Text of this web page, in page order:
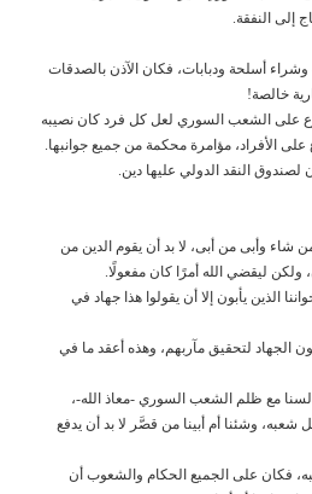
إلى النفقة.
وشراء أسلحة ودبابات، فكان الآذن بالصدقات
خالصة!
على الشعب السوري لعل كل فرد كان نصيبه
الأفراد، مؤامرة محكمة من جميع جوانبها.
النقد الدولي عليها دين.
شاء وأبى من أبى، لا بد أن يقوم الدين من
ولكن ليقضي الله أمرًا كان مفعولًا.
الذين يأبون إلا أن يقولوا هذا جهاد في
الجهاد لتحقيق مآربهم، وهذه أعقد ما في
لسنا مع ظلم الشعب السوري -معاذ الله-،
وشئنا أم أبينا من قصَّر لا بد أن يدفع
فكان على الجميع الحكام والشعوب أن